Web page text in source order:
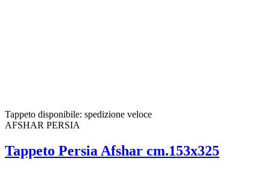
Tappeto disponibile: spedizione veloce
AFSHAR PERSIA
Tappeto Persia Afshar cm.153x325